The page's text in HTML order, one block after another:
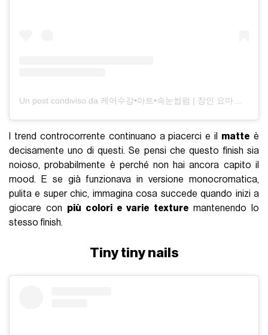
I trend controcorrente continuano a piacerci e il matte è
decisamente uno di questi. Se pensi che questo finish sia
noioso, probabilmente è perché non hai ancora capito il
mood. E se già funzionava in versione monocromatica,
pulita e super chic, immagina cosa succede quando inizi a
giocare con più colori e varie texturemantenendo lo
stesso finish.
Tiny tiny nails